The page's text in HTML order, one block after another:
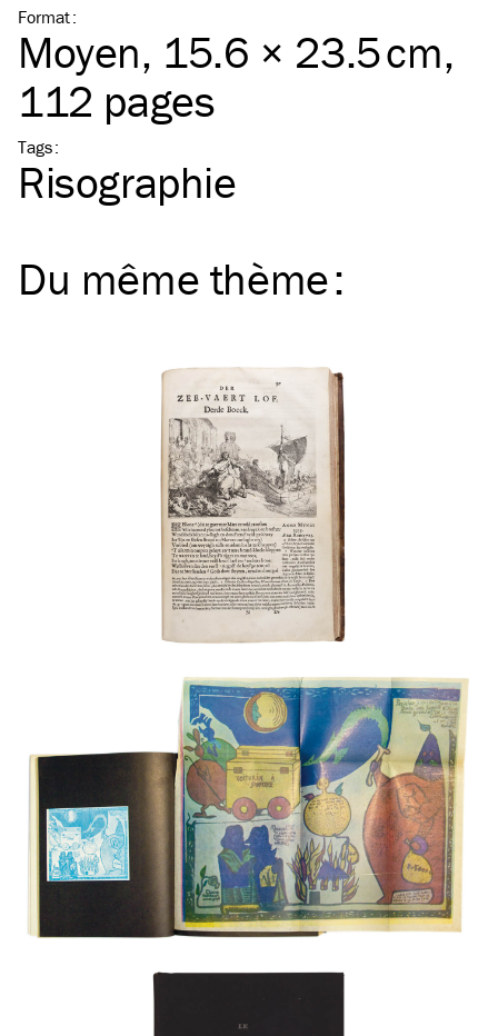
Format:
Moyen, 15.6 × 23.5 cm,
112 pages
Tags:
Risographie
Du même thème: